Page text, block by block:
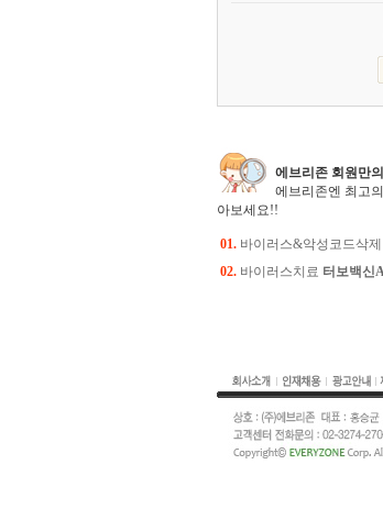
에브리존 회원만
에브리존엔 최고
아보세요!!
01. 바이러스&악성코드삭제
02. 바이러스치료 터보백신